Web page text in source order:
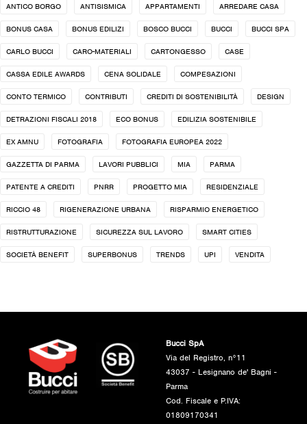
ANTICO BORGO ANTISISMICA APPARTAMENTI ARREDARE CASA
BONUS CASA BONUS EDILIZI BOSCO BUCCI BUCCI BUCCI SPA
CARLO BUCCI CARO-MATERIALI CARTONGESSO CASE
CASSA EDILE AWARDS CENA SOLIDALE COMPESAZIONI
CONTO TERMICO CONTRIBUTI CREDITI DI SOSTENIBILITÀ DESIGN
DETRAZIONI FISCALI 2018 ECO BONUS EDILIZIA SOSTENIBILE
EX AMNU FOTOGRAFIA FOTOGRAFIA EUROPEA 2022
GAZZETTA DI PARMA LAVORI PUBBLICI MIA PARMA
PATENTE A CREDITI PNRR PROGETTO MIA RESIDENZIALE
RICCIO 48 RIGENERAZIONE URBANA RISPARMIO ENERGETICO
RISTRUTTURAZIONE SICUREZZA SUL LAVORO SMART CITIES
SOCIETÀ BENEFIT SUPERBONUS TRENDS UPI VENDITA
Bucci SpA
Via del Registro, n°11
43037 - Lesignano de' Bagni -
Parma
Cod. Fiscale e P.IVA:
01809170341